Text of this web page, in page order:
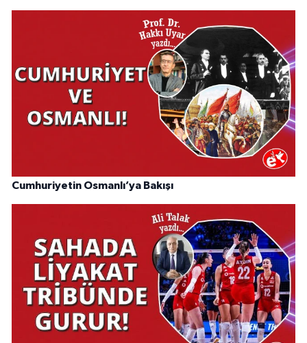
Cumhuriyetin Osmanlı’ya Bakışı